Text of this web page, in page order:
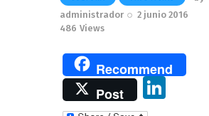
administrador
2 junio 2016
486 Views
Recommend
Post